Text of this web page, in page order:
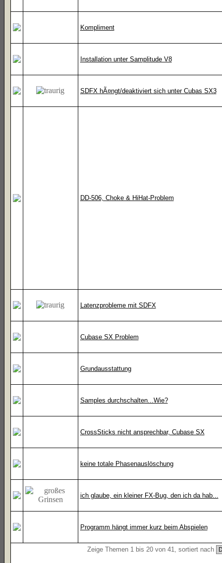
Kompliment
Installation unter Samplitude V8
SDFX hÃ¤ngt/deaktiviert sich unter Cubas SX3
DD-506, Choke & HiHat-Problem
Latenzprobleme mit SDFX
Cubase SX Problem
Grundausstattung
Samples durchschalten...Wie?
CrossSticks nicht ansprechbar, Cubase SX
keine totale Phasenauslöschung
ich glaube, ein kleiner FX-Bug, den ich da hab...
Programm hängt immer kurz beim Abspielen
Zeige Themen 1 bis 20 von 41, sortiert nach